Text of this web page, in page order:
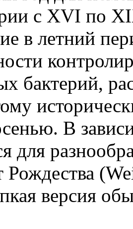
с XVI по
в летний
бактерий,
В
для
Рождества
версия